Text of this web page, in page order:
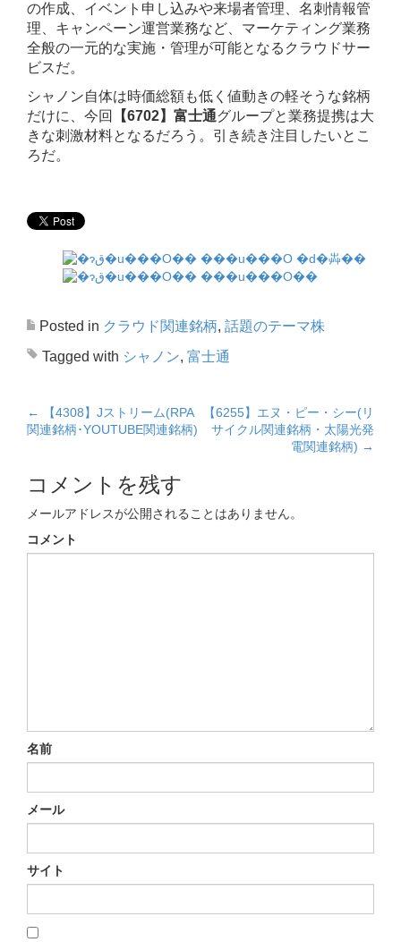
の作成、イベント申し込みや来場者管理、名刺情報管
理、キャンペーン運営業務など、マーケティング業務
全般の一元的な実施・管理が可能となるクラウドサー
ビスだ。
シャノン自体は時価総額も低く値動きの軽そうな銘柄
だけに、今回
【6702】富士通グループと業務提携は大
きな刺激材料となるだろう。引き続き注目したいとこ
ろだ。
Posted in クラウド関連銘柄, 話題のテーマ株
Tagged with シャノン, 富士通
Post navigation
←
【4308】Jストリーム(RPA
関連銘柄･YOUTUBE関連銘柄)
【6255】エヌ・ピー・シー(リ
サイクル関連銘柄・太陽光発
電関連銘柄) →
コメントを残す
メールアドレスが公開されることはありません。
コメント
名前
メール
サイト